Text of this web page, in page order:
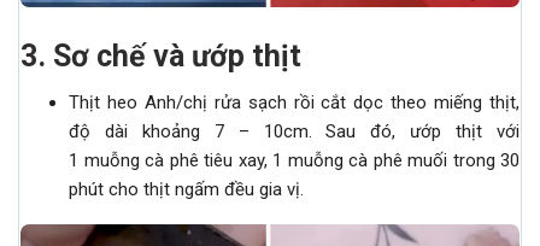
3. Sơ chế và ướp thịt
Thịt heo Anh/chị rửa sạch rồi cắt dọc theo miếng thịt,
độ dài khoảng 7 – 10cm. Sau đó, ướp thịt với
1 muỗng cà phê tiêu xay, 1 muỗng cà phê muối trong 30
phút cho thịt ngấm đều gia vị.